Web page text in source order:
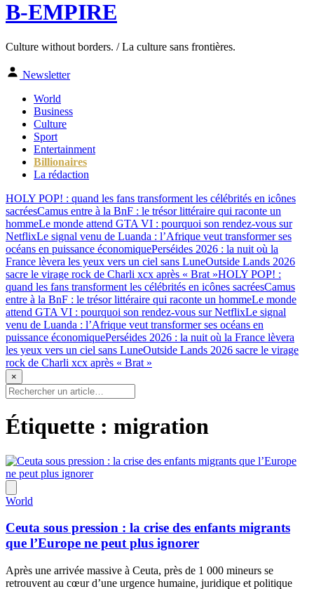
B-EMPIRE
Culture without borders. / La culture sans frontières.
Newsletter
World
Business
Culture
Sport
Entertainment
Billionaires
La rédaction
HOLY POP! : quand les fans transforment les célébrités en icônes
sacréesCamus entre à la BnF : le trésor littéraire qui raconte un
hommeLe monde attend GTA VI : pourquoi son rendez-vous sur
NetflixLe signal venu de Luanda : l’Afrique veut transformer ses
océans en puissance économiquePerséides 2026 : la nuit où la
France lèvera les yeux vers un ciel sans LuneOutside Lands 2026
sacre le virage rock de Charli xcx après « Brat »HOLY POP! :
quand les fans transforment les célébrités en icônes sacréesCamus
entre à la BnF : le trésor littéraire qui raconte un hommeLe monde
attend GTA VI : pourquoi son rendez-vous sur NetflixLe signal
venu de Luanda : l’Afrique veut transformer ses océans en
puissance économiquePerséides 2026 : la nuit où la France lèvera
les yeux vers un ciel sans LuneOutside Lands 2026 sacre le virage
rock de Charli xcx après « Brat »
×
Étiquette : migration
World
Ceuta sous pression : la crise des enfants migrants
que l’Europe ne peut plus ignorer
Après une arrivée massive à Ceuta, près de 1 000 mineurs se
retrouvent au cœur d’une urgence humaine, juridique et politique